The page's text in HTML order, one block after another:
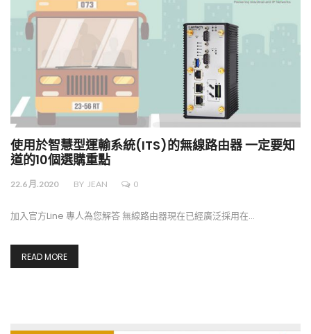
使用於智慧型運輸系統(ITS)的無線路由器 一定要知
道的10個選購重點
22.6 月.2020 BY JEAN 0
加入官方Line 專人為您解答 無線路由器現在已經廣泛採用在…
READ MORE